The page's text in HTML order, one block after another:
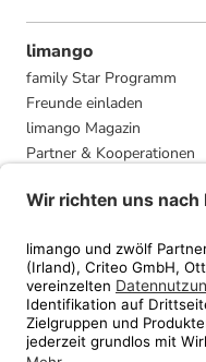
limango
family Star Programm
Freunde einladen
limango Magazin
Partner & Kooperationen
Presse